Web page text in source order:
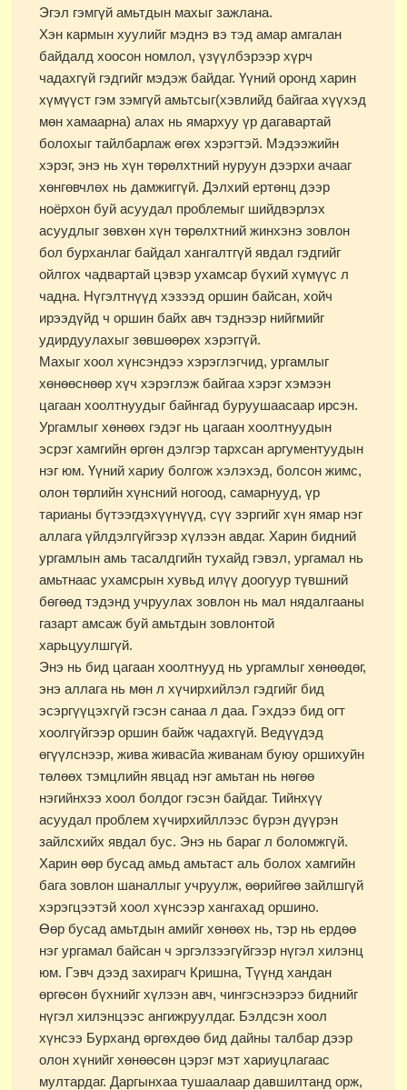
Эгэл гэмгүй амьтдын махыг зажлана.
Хэн кармын хуулийг мэднэ вэ тэд амар амгалан
байдалд хоосон номлол, үзүүлбэрээр хүрч
чадахгүй гэдгийг мэдэж байдаг. Үүний оронд харин
хүмүүст гэм зэмгүй амьтсыг(хэвлийд байгаа хүүхэд
мөн хамаарна) алах нь ямархуу үр дагавартай
болохыг тайлбарлаж өгөх хэрэгтэй. Мэдээжийн
хэрэг, энэ нь хүн төрөлхтний нуруун дээрхи ачааг
хөнгөвчлөх нь дамжиггүй. Дэлхий ертөнц дээр
ноёрхон буй асуудал проблемыг шийдвэрлэх
асуудлыг зөвхөн хүн төрөлхтний жинхэнэ зовлон
бол бурханлаг байдал хангалтгүй явдал гэдгийг
ойлгох чадвартай цэвэр ухамсар бүхий хүмүүс л
чадна. Нүгэлтнүүд хэзээд оршин байсан, хойч
ирээдүйд ч оршин байх авч тэднээр нийгмийг
удирдуулахыг зөвшөөрөх хэрэггүй.
Махыг хоол хүнсэндээ хэрэглэгчид, ургамлыг
хөнөөснөөр хүч хэрэглэж байгаа хэрэг хэмээн
цагаан хоолтнуудыг байнгад буруушаасаар ирсэн.
Ургамлыг хөнөөх гэдэг нь цагаан хоолтнуудын
эсрэг хамгийн өргөн дэлгэр тархсан аргументуудын
нэг юм. Үүний хариу болгож хэлэхэд, болсон жимс,
олон төрлийн хүнсний ногоод, самарнууд, үр
тарианы бүтээгдэхүүнүүд, сүү зэргийг хүн ямар нэг
аллага үйлдэлгүйгээр хүлээн авдаг. Харин бидний
ургамлын амь тасалдгийн тухайд гэвэл, ургамал нь
амьтнаас ухамсрын хувьд илүү доогуур түвшний
бөгөөд тэдэнд учруулах зовлон нь мал нядалгааны
газарт амсаж буй амьтдын зовлонтой
харьцуулшгүй.
Энэ нь бид цагаан хоолтнууд нь ургамлыг хөнөөдөг,
энэ аллага нь мөн л хүчирхийлэл гэдгийг бид
эсэргүүцэхгүй гэсэн санаа л даа. Гэхдээ бид огт
хоолгүйгээр оршин байж чадахгүй. Ведүүдэд
өгүүлснээр, жива живасйа живанам буюу оршихуйн
төлөөх тэмцлийн явцад нэг амьтан нь нөгөө
нэгийнхээ хоол болдог гэсэн байдаг. Тийнхүү
асуудал проблем хүчирхийллээс бүрэн дүүрэн
зайлсхийх явдал бус. Энэ нь бараг л боломжгүй.
Харин өөр бусад амьд амьтаст аль болох хамгийн
бага зовлон шаналлыг учруулж, өөрийгөө зайлшгүй
хэрэгцээтэй хоол хүнсээр хангахад оршино.
Өөр бусад амьтдын амийг хөнөөх нь, тэр нь ердөө
нэг ургамал байсан ч эргэлзээгүйгээр нүгэл хилэнц
юм. Гэвч дээд захирагч Кришна, Түүнд хандан
өргөсөн бүхнийг хүлээн авч, чингэснээрээ биднийг
нүгэл хилэнцээс ангижруулдаг. Бэлдсэн хоол
хүнсээ Бурханд өргөхдөө бид дайны талбар дээр
олон хүнийг хөнөөсөн цэрэг мэт хариуцлагаас
мултардаг. Даргынхаа тушаалаар давшилтанд орж,